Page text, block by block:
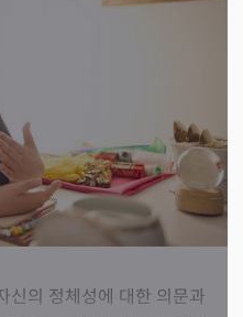
신의 정체성에 대한 의문과